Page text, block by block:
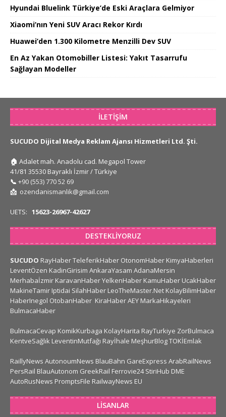
Hyundai Bluelink Türkiye’de Eski Araçlara Gelmiyor
Xiaomi’nın Yeni SUV Aracı Rekor Kırdı
Huawei’den 1.300 Kilometre Menzilli Dev SUV
En Az Yakan Otomobiller Listesi: Yakıt Tasarrufu
Sağlayan Modeller
İLETIŞIM
SUCUDO Dijital Medya Reklam Ajansı Hizmetleri Ltd. Şti.
🏠 Adalet mah. Anadolu cad. Megapol Tower
41/81 35530 Bayraklı İzmir / Türkiye
📞 +90 (553) 770 52 69
📩 ozendanismanlik@gmail.com
UETS: 15623-26967-42627
DESTEKLIYORUZ
SUCUDO RayHaberTeleferikHaber OtonomHaber KimyaHaberleri
LeventÖzen KadinGirisim AnkaraYasam AdanaMersin
Merhabaİzmir KaravanHaberYelkenHaber KamuHaber UcakHaber
MakineTamir Iptidai SilahHaber LeoTheMaster.Net KolayBilimHaber
HaberInegol OtobanHaber KiraHaberAEY MarkaHikayeleri
BulmacaHaber
BulmacaCevap KomikKurbaga KolayHarita RayTurkiye ZorBulmaca
KentveSağlık LeventinMutfağı Rayİhale MeşhurBlogTOKİEmlak
RaillyNews AutonoumNews BlauBahn GareExpress ArabRailNews
PersRail BlauAutonom GreekRail Ferrovie24 StiriHub DME
AutoRusNews PromptsFile RailwayNews EU
LISANLAR